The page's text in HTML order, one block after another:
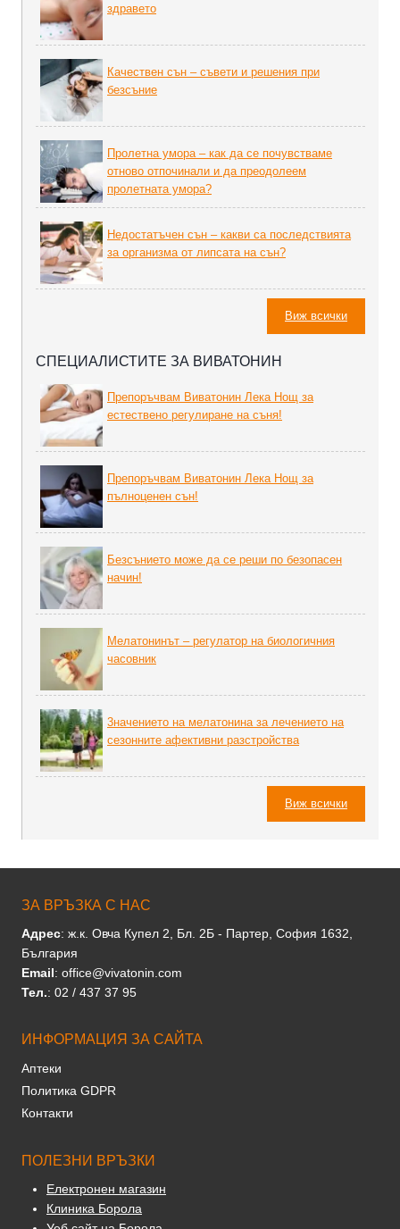
здравето
Качествен сън – съвети и решения при
безсъние
Пролетна умора – как да се почувстваме
отново отпочинали и да преодолеем
пролетната умора?
Недостатъчен сън – какви са последствията
за организма от липсата на сън?
Виж всички
СПЕЦИАЛИСТИТЕ ЗА ВИВАТОНИН
Препоръчвам Виватонин Лека Нощ за
естествено регулиране на съня!
Препоръчвам Виватонин Лека Нощ за
пълноценен сън!
Безсънието може да се реши по безопасен
начин!
Мелатонинът – регулатор на биoлoгичния
часовник
3начението на мелатонина за лечението на
сезонните афективни разстройства
Виж всички
ЗА ВРЪЗКА С НАС
Адрес: ж.к. Овча Купел 2, Бл. 2Б - Партер, София 1632,
България
Email: office@vivatonin.com
Тел.: 02 / 437 37 95
ИНФОРМАЦИЯ ЗА САЙТА
Аптеки
Политика GDPR
Контакти
ПОЛЕЗНИ ВРЪЗКИ
Електронен магазин
Клиника Борола